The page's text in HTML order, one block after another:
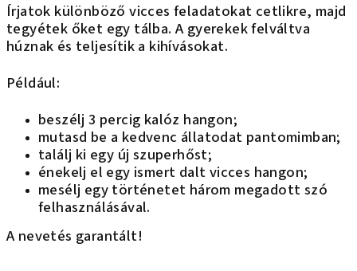
Írjatok különböző vicces feladatokat cetlikre, majd
tegyétek őket egy tálba. A gyerekek felváltva
húznak és teljesítik a kihívásokat.
Például:
beszélj 3 percig kalóz hangon;
mutasd be a kedvenc állatodat pantomimban;
találj ki egy új szuperhőst;
énekelj el egy ismert dalt vicces hangon;
mesélj egy történetet három megadott szó
felhasználásával.
A nevetés garantált!